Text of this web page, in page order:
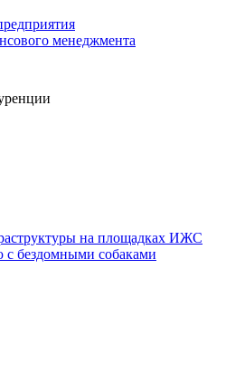
менеджмента
на площадках ИЖС
бездомными собаками